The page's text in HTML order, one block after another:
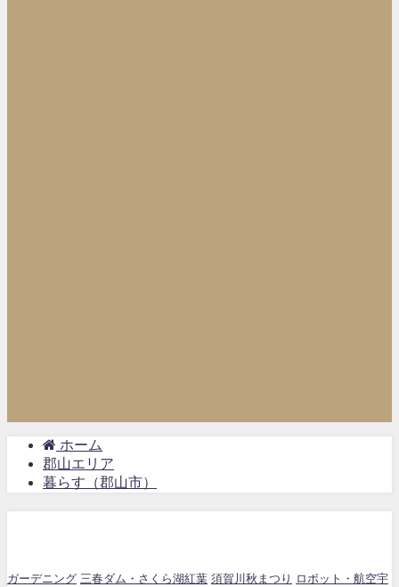
ホーム
郡山エリア
暮らす（郡山市）
ガーデニング 三春ダム・さくら湖紅葉 須賀川秋まつり ロボット・航空宇